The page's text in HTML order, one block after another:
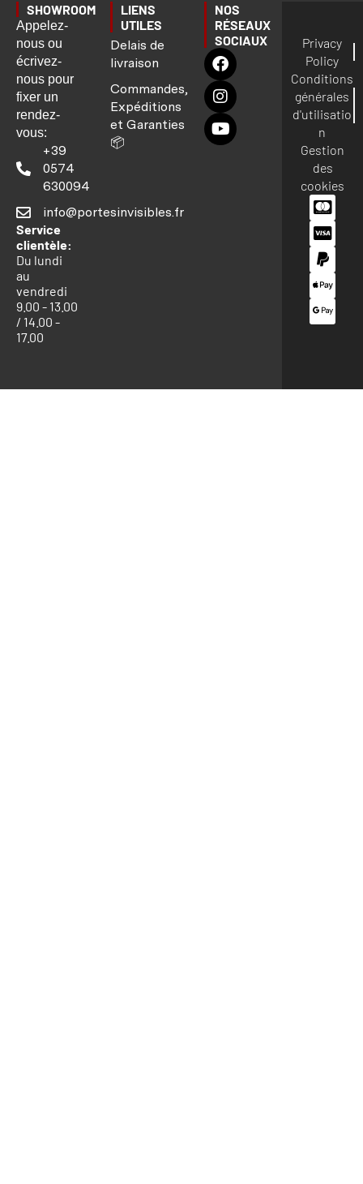
SHOWROOM
Appelez-
nous ou
écrivez-
nous pour
fixer un
rendez-
vous:
+39
0574
630094
info@portesinvisibles.fr
Service
clientèle:
Du lundi
au
vendredi
9.00 - 13.00
/ 14.00 -
17.00
LIENS
UTILES
Delais de
livraison
Commandes,
Expéditions
et Garanties
📦
NOS
RÉSEAUX
SOCIAUX
Privacy
Policy
Conditions
générales
d'utilisatio
n
Gestion
des
cookies